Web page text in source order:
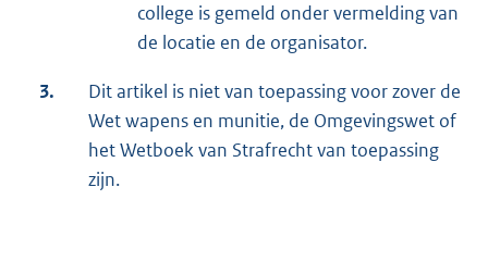
college is gemeld onder vermelding van
de locatie en de organisator.
3.
Dit artikel is niet van toepassing voor zover de
Wet wapens en munitie, de Omgevingswet of
het Wetboek van Strafrecht van toepassing
zijn.